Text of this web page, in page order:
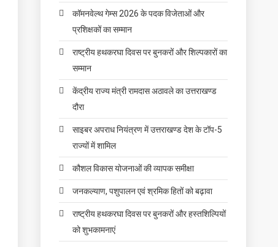
कॉमनवेल्थ गेम्स 2026 के पदक विजेताओं और
प्रशिक्षकों का सम्मान
राष्ट्रीय हथकरघा दिवस पर बुनकरों और शिल्पकारों का
सम्मान
केंद्रीय राज्य मंत्री रामदास अठावले का उत्तराखण्ड
दौरा
साइबर अपराध नियंत्रण में उत्तराखण्ड देश के टॉप-5
राज्यों में शामिल
कौशल विकास योजनाओं की व्यापक समीक्षा
जनकल्याण, पशुपालन एवं श्रमिक हितों को बढ़ावा
राष्ट्रीय हथकरघा दिवस पर बुनकरों और हस्तशिल्पियों
को शुभकामनाएं